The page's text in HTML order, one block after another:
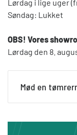
Lørdag i lige uger
Søndag: Lukket
OBS! Vores
Lørdag den 8.
Mød en